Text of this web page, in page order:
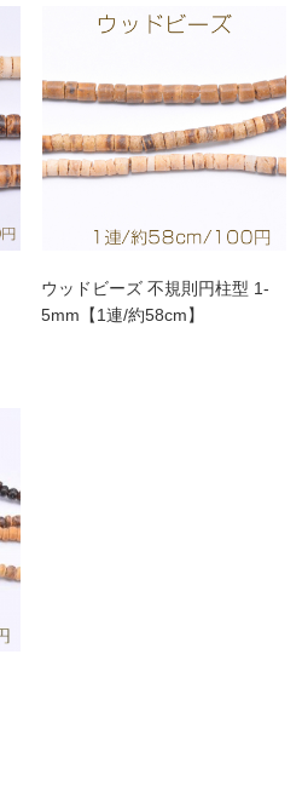
ウッドビーズ 不規則円柱型 1-
5mm【1連/約58cm】